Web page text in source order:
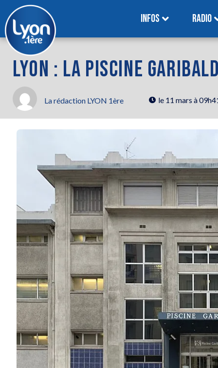
INFOS RADIO
LYON : LA PISCINE
La rédaction LYON 1ère le 11 mars à